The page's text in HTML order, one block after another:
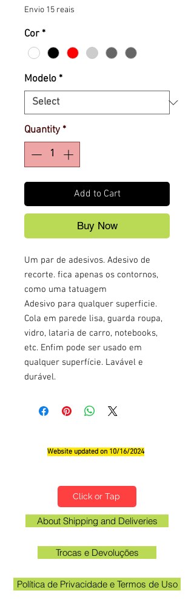
Envio 15 reais
Cor *
Modelo *
Quantity *
Add to Cart
Buy Now
Um par de adesivos. Adesivo de
recorte. fica apenas os contornos,
como uma tatuagem
Adesivo para qualquer superficie.
Cola em parede lisa, guarda roupa,
vidro, lataria de carro, notebooks,
etc. Enfim pode ser usado em
qualquer superfície. Lavável e
durável.
Website updated on 10/16/2024
Click or Tap
About Shipping and Deliveries
Trocas e Devoluções
Política de Privacidade e Termos de Uso